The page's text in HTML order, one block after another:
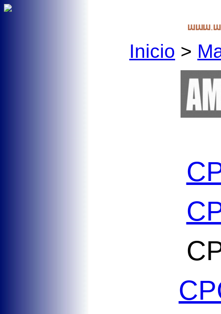
Inicio >